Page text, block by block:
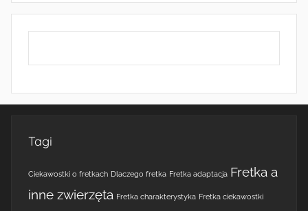
Tagi
Ciekawostki o fretkach Dlaczego fretka Fretka adaptacja Fretka a
inne zwierzęta Fretka charakterystyka Fretka ciekawostki